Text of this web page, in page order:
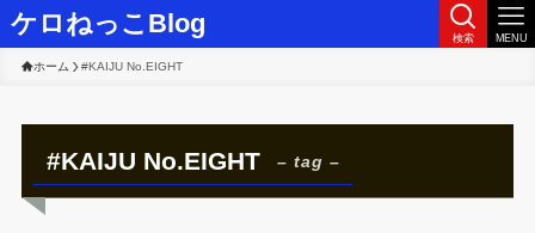
ケロねっこBlog 検索 MENU
ホーム #KAIJU No.EIGHT
#KAIJU No.EIGHT – tag –